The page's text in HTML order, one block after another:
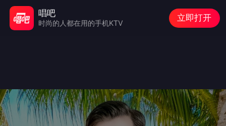
唱吧
时尚的人都在用的手机KTV
立即打开